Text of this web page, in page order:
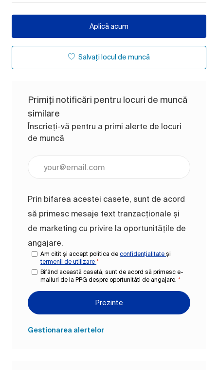
Aplică acum
Salvați locul de muncă
Primiți notificări pentru locuri de muncă
similare
Înscrieți-vă pentru a primi alerte de locuri
de muncă
Prin bifarea acestei casete, sunt de acord
să primesc mesaje text tranzacționale și
de marketing cu privire la oportunitățile de
angajare.
Am citit și accept politica de confidențialitate și
termenii de utilizare *
Bifând această casetă, sunt de acord să primesc e-
mailuri de la PPG despre oportunități de angajare. *
Prezinte
Gestionarea alertelor